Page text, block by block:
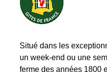
Situé dans les
un week-end ou une
ferme des années 1800